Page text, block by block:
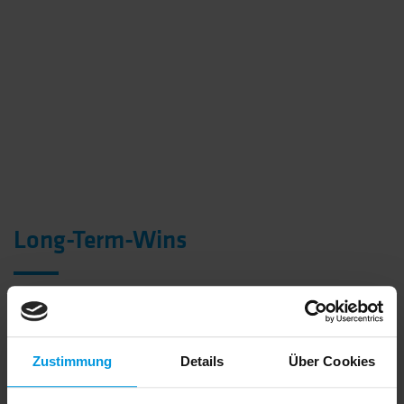
Zustimmung Details Über Cookies
Long-Term-Wins
Systematisch zu langfristigem
Erfolg